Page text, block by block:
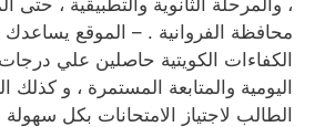
محافظة الفروانية . – الموقع
الكفاءات الكويتية حاصلين علي
اليومية والمتابعة المستمرة ، و كذلك
الطالب لاجتياز الامتحانات بكل